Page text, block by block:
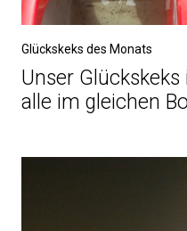
Glückskeks des Monats
Unser
alle im gleichen